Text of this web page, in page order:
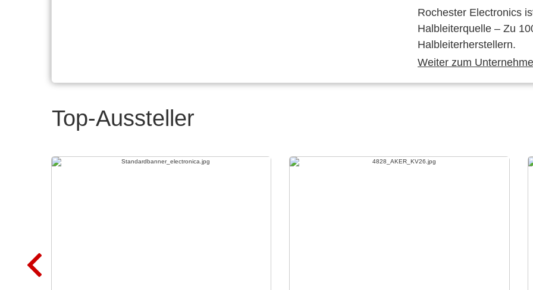
Rochester Electronics
Halbleiterquelle – Zu
Halbleiterherstellern.
Weiter zum
Top-Aussteller